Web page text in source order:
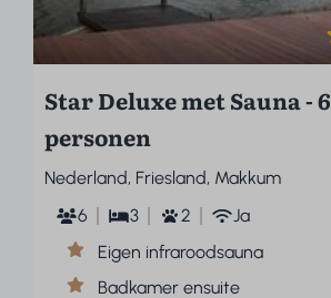
Star Deluxe met Sauna - 6
personen
Nederland, Friesland, Makkum
6
3 2
Ja
Eigen infraroodsauna
Badkamer ensuite